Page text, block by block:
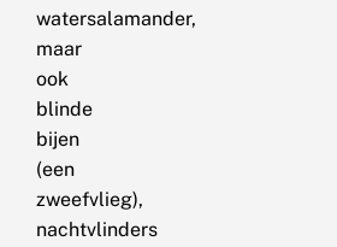
watersalamander,
maar
ook
blinde
bijen
(een
zweefvlieg),
nachtvlinders